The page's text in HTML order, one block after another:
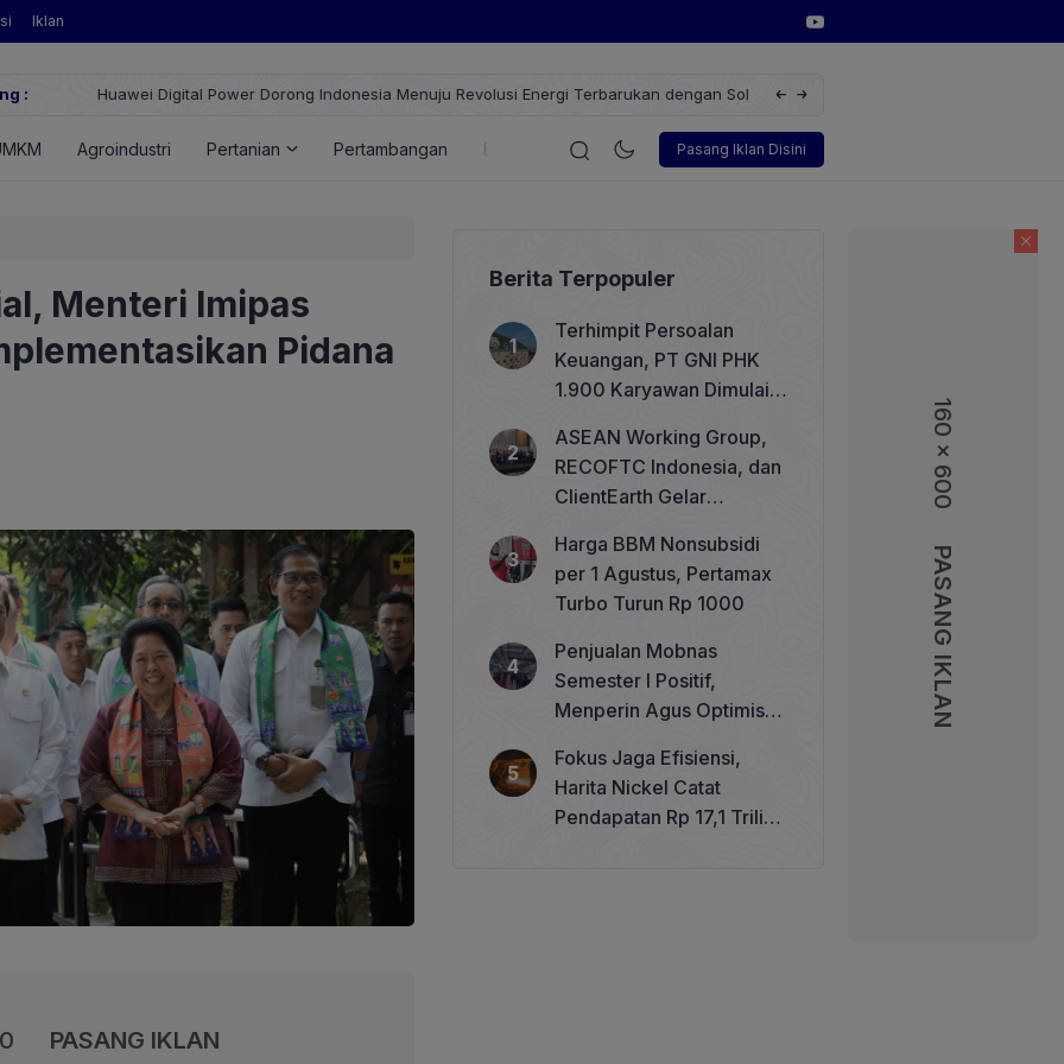
160 x 600
PASANG IKLAN
Iklan
:
Huawei Digital Power Dorong Indonesia Menuju Revolusi Energi Terbarukan dengan Solusi
Wakil Direktur Utama PT Pelindo,
Pasang Iklan Disini
Agroindustri Pertanian Pertambangan Energi Korporasi Teknologi Otomotif
Menteri Imipas
Pidana
PASANG IKLAN
Berita Terpopuler
Terhimpit Persoalan
Keuangan, PT GNI PHK
1.900 Karyawan Dimulai 5
ASEAN Working Group,
RECOFTC Indonesia, dan
ClientEarth Gelar
Memperkuat Tata Kelola
Perhutanan Sosial
Harga BBM Nonsubsidi
per 1 Agustus, Pertamax
Turbo Turun Rp 1000
Penjualan Mobnas
Semester I Positif,
Menperin Agus Optimistis
Fokus Jaga Efisiensi,
Harita Nickel Catat
Pendapatan Rp 17,1 Triliun